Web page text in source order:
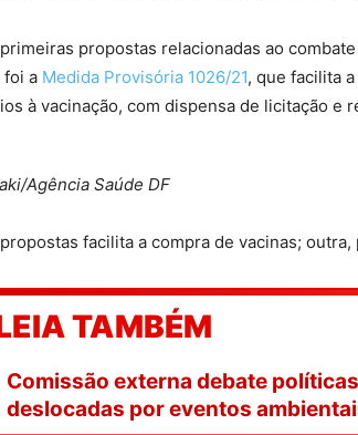
propostas relacionadas ao
a Medida Provisória 1026/21, que facilita
à vacinação, com dispensa de licitação e
Agência Saúde DF
facilita a compra de vacinas;
TAMBÉM
Comissão externa debate
deslocadas por eventos